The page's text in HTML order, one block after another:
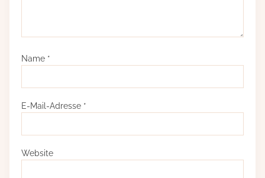
Name *
E-Mail-Adresse *
Website